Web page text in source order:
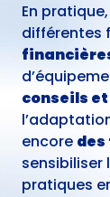
En
différentes
conseils
encore
sensibiliser
pratiques